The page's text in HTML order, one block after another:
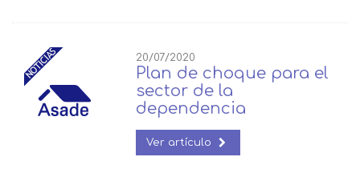
20/07/2020
Plan de choque para el
sector de la
dependencia
Ver artículo